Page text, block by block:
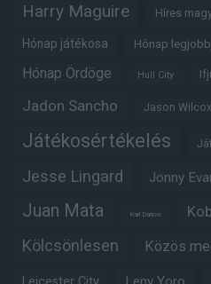
Harry Maguire Híres
Hónap játékosa Hónap
Hónap Ördöge Hull City
Jadon Sancho Jason Wilcox
Játékosértékelés
Jesse Lingard Jonny
Juan Mata Karl Darlow
Kölcsönlesen Közös